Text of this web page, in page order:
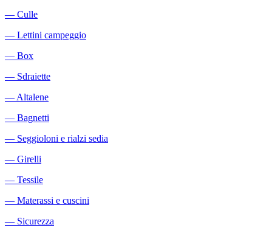
― Culle
― Lettini campeggio
― Box
― Sdraiette
―Altalene
― Bagnetti
― Seggioloni e rialzi sedia
― Girelli
― Tessile
― Materassi e cuscini
― Sicurezza